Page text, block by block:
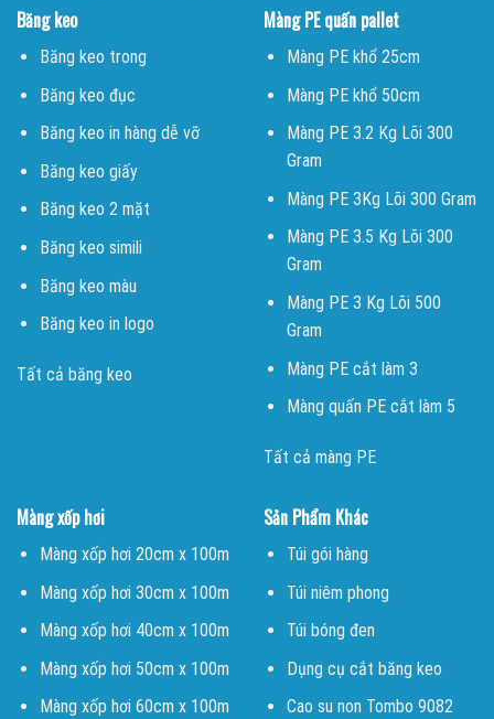
Băng keo
Băng keo trong
Băng keo đục
Băng keo in hàng dễ vỡ
Băng keo giấy
Băng keo 2 mặt
Băng keo simili
Băng keo màu
Băng keo in logo
Tất cả băng keo
Màng PE quấn pallet
Màng PE khổ 25cm
Màng PE khổ 50cm
Màng PE 3.2 Kg Lõi 300
Gram
Màng PE 3Kg Lõi 300 Gram
Màng PE 3.5 Kg Lõi 300
Gram
Màng PE 3 Kg Lõi 500
Gram
Màng PE cắt làm 3
Màng quấn PE cắt làm 5
Tất cả màng PE
Màng xốp hơi
Màng xốp hơi 20cm x 100m
Màng xốp hơi 30cm x 100m
Màng xốp hơi 40cm x 100m
Màng xốp hơi 50cm x 100m
Màng xốp hơi 60cm x 100m
Sản Phẩm Khác
Túi gói hàng
Túi niêm phong
Túi bóng đen
Dụng cụ cắt băng keo
Cao su non Tombo 9082